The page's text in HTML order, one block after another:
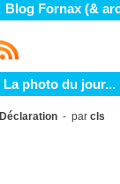
Blog Fornax (&
La photo du jour...
Déclaration - par cls